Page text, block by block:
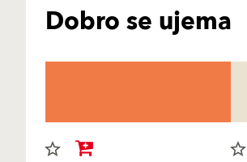
Dobro se ujema
star_border
star_border